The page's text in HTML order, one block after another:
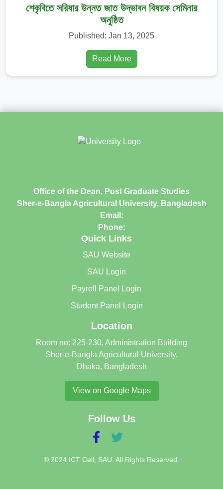
শেকৃবিতে সরিষার উন্নত জাত উদ্ভাবন বিষয়ক সেমিনার
অনুষ্ঠিত
Published: Jan 13, 2025
Read More
Office of the Dean, Post Graduate Studies
Sher-e-Bangla Agricultural University, Bangladesh
Email:
Phone:
Quick Links
SAU Website
SAU Login
Payroll Panel Login
Student Panel Login
Location
Room no: 225-230, Administration Building
Sher-e-Bangla Agricultural University,
Dhaka, Bangladesh
View on Google Maps
Follow Us
© 2024 ICT Cell, SAU. All Rights Reserved.